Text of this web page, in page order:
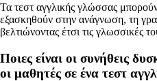
Τα τεστ αγγλικής γλώσσας
εξασκηθούν στην ανάγνωση, τη
βελτιώνοντας έτσι τις γλωσσικές
Ποιες είναι οι συνήθεις
οι μαθητές σε ένα τεστ